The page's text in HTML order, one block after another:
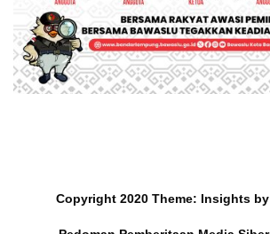
Copyright 2020 Theme: Insightsby